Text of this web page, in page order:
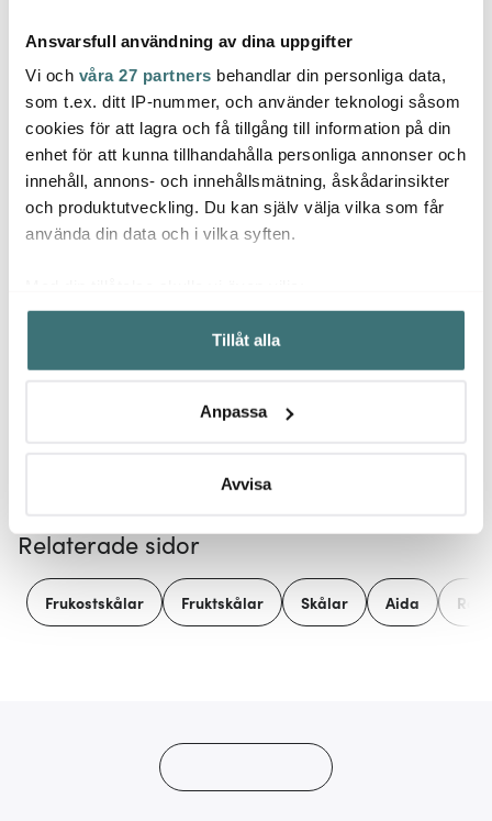
Ansvarsfull användning av dina uppgifter
Vi och våra 27 partners behandlar din personliga data,
som t.ex. ditt IP-nummer, och använder teknologi såsom
cookies för att lagra och få tillgång till information på din
enhet för att kunna tillhandahålla personliga annonser och
innehåll, annons- och innehållsmätning, åskådarinsikter
och produktutveckling. Du kan själv välja vilka som får
använda din data och i vilka syften.
Samla in information om din geografiska plats som
kan ha en noggrannhet på upp till flera meter
Identifiera din enhet genom att aktivt skanna den för
Ta reda på mer om hur dina personliga uppgifter
Du kan ändra eller dra tillbaka ditt samtycke när som
Vi använder cookies för att innehållet och annonserna
ska anpassas efter det som vi tror att du tycker om. Det
gör också att vi kan analysera vår trafik och göra
Tillåt alla
Anpassa
Avvisa
Aida
Raw Tallrik Stengods 28
cm Northern Green
269 kr
Aida
Raw Skål 9,5 cm
Northern Green
77 kr
Aida
Raw
Låt dig inspireras av våra kunder
Relaterade sidor
Frukostskålar Fruktskålar Skålar Aida Raw